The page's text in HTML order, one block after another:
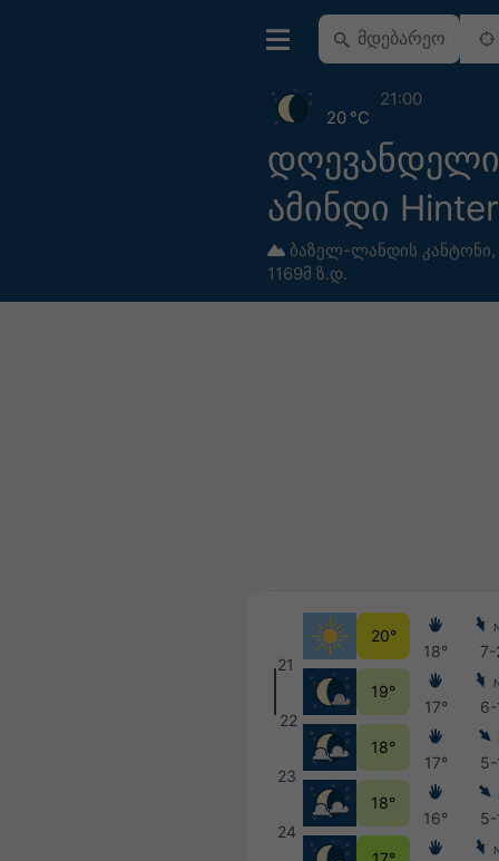
დღევანდელი
ამინდი
ბაზელ-ლანდის კანტონი,
1169მ ზ.დ.
20 °C
21:00
21
22
23
24
20°
19°
18°
18°
18°
17°
17°
16°